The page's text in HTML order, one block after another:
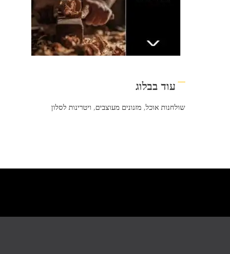
עוד בבלוג
שולחנות אוכל, מזנונים מעוצבים, ויטרינות לסלון